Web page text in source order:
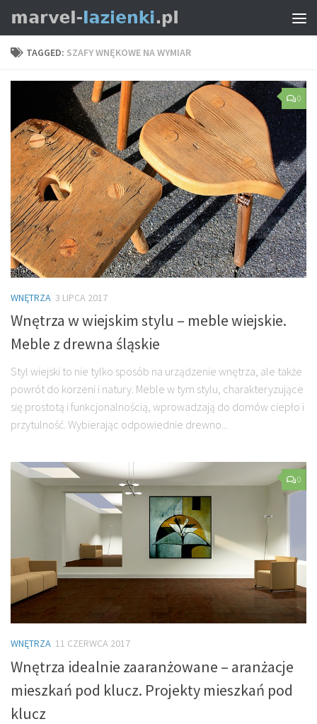
TAGGED: SZAFY WNĘKOWE NA WYMIAR
0
WNĘTRZA 3 LIPCA 2017
Wnętrza w wiejskim stylu – meble wiejskie.
Meble z drewna śląskie
Styl wiejski to nie tylko sposób na urządzenie wnętrza, ale także
powrót do korzeni i natury. Meble w tym stylu, charakteryzujące
się prostotą i funkcjonalnością, wprowadzają do domów ciepło i
przytulność. Wybierając odpowiednie drewno...
0
WNĘTRZA 11 CZERWCA 2017
Wnętrza idealnie zaaranżowane – aranżacje
mieszkań pod klucz. Projekty mieszkań pod
klucz